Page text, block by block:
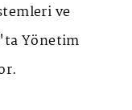
ve
Yönetim